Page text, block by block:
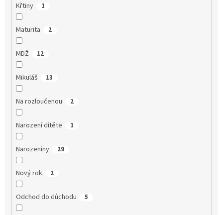
Křtiny 1
Maturita 2
MDŽ 12
Mikuláš 13
Na rozloučenou 2
Narození dítěte 1
Narozeniny 29
Nový rok 2
Odchod do důchodu 5